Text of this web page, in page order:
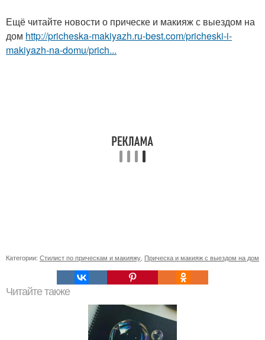
Ещё читайте новости о прическе и макияж с выездом на
дом http://pricheska-makiyazh.ru-best.com/pricheski-i-
makiyazh-na-domu/prich...
Категории: Стилист по прическам и макияжу Прическа и макияж с выездом на дом
Читайте также